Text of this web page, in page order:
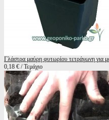
Γλάστρα μαύρη φυτωρίου τετράγωνη για
0,18 € / Τεμάχιο